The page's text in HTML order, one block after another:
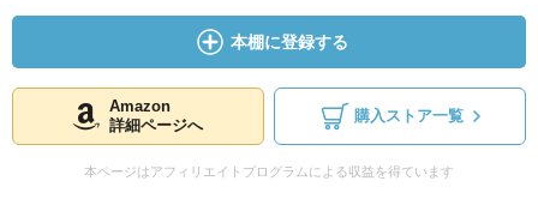
本棚に登録する
Amazon
詳細ページへ
購入ストア一覧
本ページはアフィリエイトプログラムによる収益を得ています